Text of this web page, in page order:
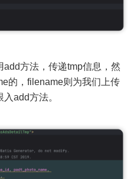
方法，传递tmp信息，然
的，filename则为我们上传
add方法。